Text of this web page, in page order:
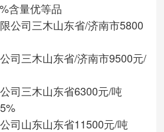
含量优等品
公司三木山东省/济南市5800
司三木山东省/济南市9500元/
司三木山东省6300元/吨
司山东山东省11500元/吨